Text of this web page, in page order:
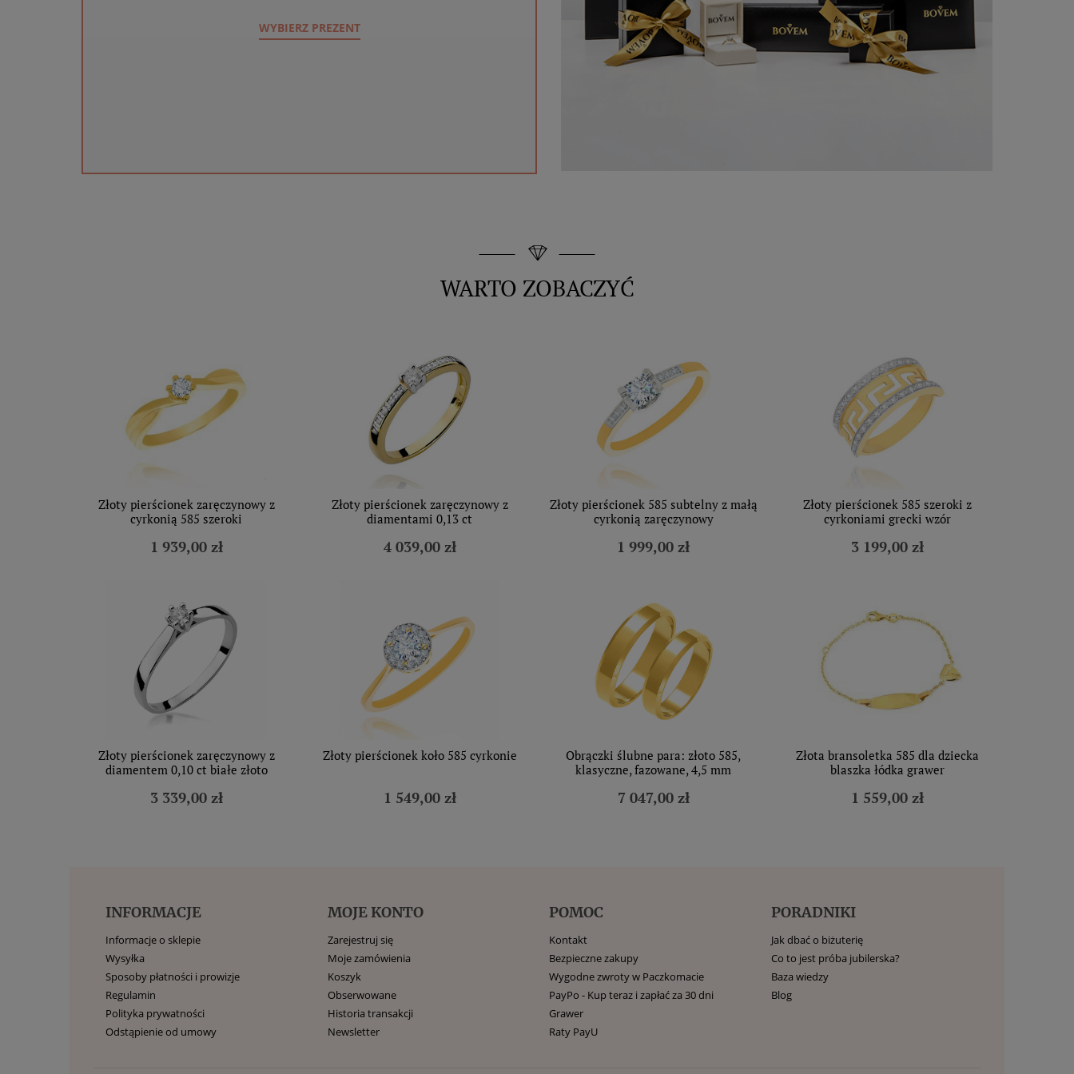
WYBIERZ PREZENT
WARTO ZOBACZYĆ
Złoty pierścionek zaręczynowy z
cyrkonią 585 szeroki
1 939,00 zł
Złoty pierścionek zaręczynowy z
diamentami 0,13 ct
4 039,00 zł
Złoty pierścionek 585 subtelny z małą
cyrkonią zaręczynowy
1 999,00 zł
Złoty pierścionek 585 szeroki z
cyrkoniami grecki wzór
3 199,00 zł
Złoty pierścionek zaręczynowy z
diamentem 0,10 ct białe złoto
3 339,00 zł
Złoty pierścionek koło 585 cyrkonie
1 549,00 zł
Obrączki ślubne para: złoto 585,
klasyczne, fazowane, 4,5 mm
7 047,00 zł
Złota bransoletka 585 dla dziecka
blaszka łódka grawer
1 559,00 zł
INFORMACJE
Informacje o sklepie
Wysyłka
Sposoby płatności i prowizje
Regulamin
Polityka prywatności
Odstąpienie od umowy
MOJE KONTO
Zarejestruj się
Moje zamówienia
Koszyk
Obserwowane
Historia transakcji
Newsletter
POMOC
Kontakt
Bezpieczne zakupy
Wygodne zwroty w Paczkomacie
PayPo - Kup teraz i zapłać za 30 dni
Grawer
Raty PayU
PORADNIKI
Jak dbać o biżuterię
Co to jest próba jubilerska?
Baza wiedzy
Blog